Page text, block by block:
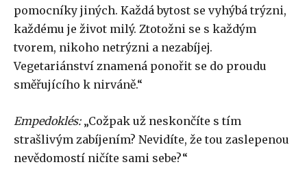
pomocníky jiných. Každá bytost se vyhýbá trýzni,
každému je život milý. Ztotožni se s každým
tvorem, nikoho netrýzni a nezabíjej.
Vegetariánství znamená ponořit se do proudu
směřujícího k nirváně.“
Empedoklés:„Cožpak už neskončíte s tím
strašlivým zabíjením? Nevidíte, že tou zaslepenou
nevědomostí ničíte sami sebe?“